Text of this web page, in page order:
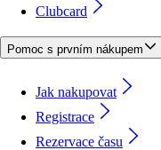
Clubcard
Pomoc s prvním nákupem
Jak nakupovat
Registrace
Rezervace času